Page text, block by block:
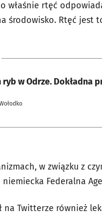
właśnie rtęć
środowisko. Rtęć jest
w Odrze. Dokładna
w związku z
Federalna
Twitterze również